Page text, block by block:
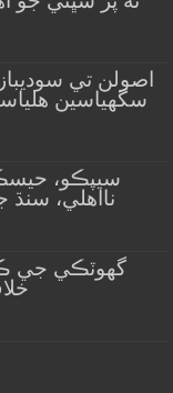
سگهياسين
سيپڪو،
نااهلي، سنڌ جا127 ارب رپيا ٻڏي
گهوٽڪي جي